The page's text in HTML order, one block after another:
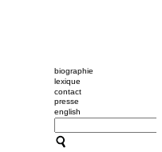
biographie
lexique
contact
presse
english